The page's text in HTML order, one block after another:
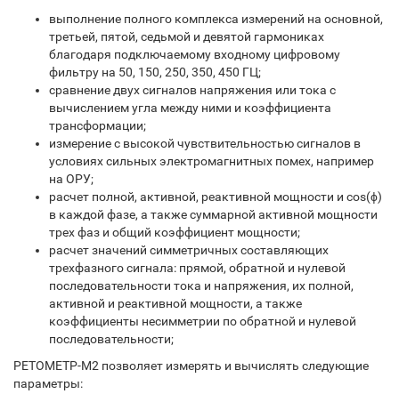
выполнение полного комплекса измерений на основной,
третьей, пятой, седьмой и девятой гармониках
благодаря подключаемому входному цифровому
фильтру на 50, 150, 250, 350, 450 ГЦ;
сравнение двух сигналов напряжения или тока с
вычислением угла между ними и коэффициента
трансформации;
измерение с высокой чувствительностью сигналов в
условиях сильных электромагнитных помех, например
на ОРУ;
расчет полной, активной, реактивной мощности и cos(ϕ)
в каждой фазе, а также суммарной активной мощности
трех фаз и общий коэффициент мощности;
расчет значений симметричных составляющих
трехфазного сигнала: прямой, обратной и нулевой
последовательности тока и напряжения, их полной,
активной и реактивной мощности, а также
коэффициенты несимметрии по обратной и нулевой
последовательности;
РЕТОМЕТР-М2 позволяет измерять и вычислять следующие
параметры: